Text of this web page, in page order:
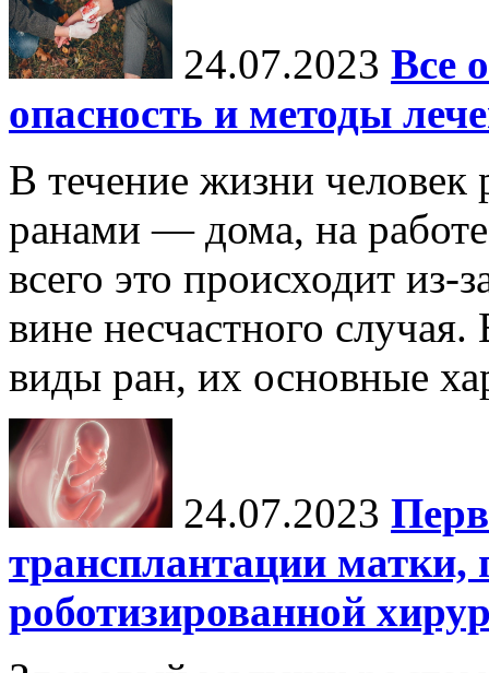
24.07.2023 Все
опасность и методы
В течение жизни человек
ранами — дома, на
всего это происходит из-
вине несчастного
виды ран, их основные
24.07.2023
трансплантации
роботизированной